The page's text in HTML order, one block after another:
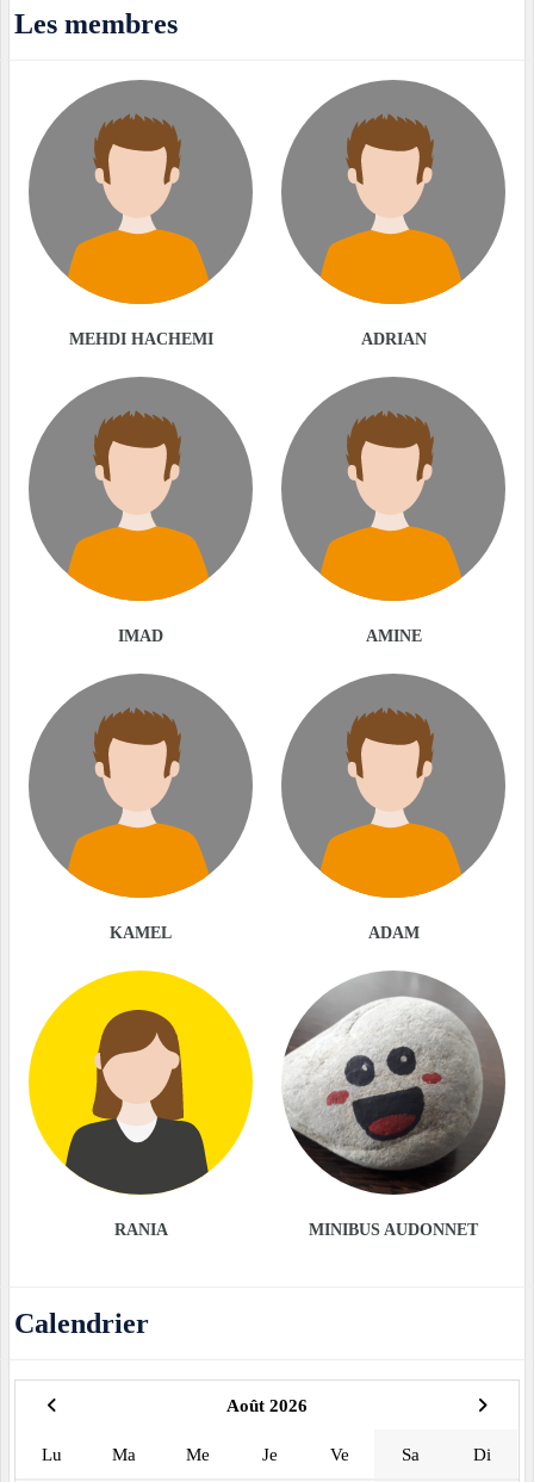
Les membres
MEHDI HACHEMI ADRIAN
IMAD AMINE
KAMEL ADAM
RANIA MINIBUS AUDONNET
Calendrier
Août 2026
Lu Ma Me Je Ve Sa Di